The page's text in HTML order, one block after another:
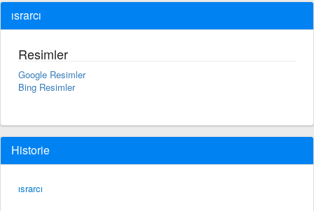
ısrarcı
Resimler
Google Resimler
Bing Resimler
Historie
ısrarcı